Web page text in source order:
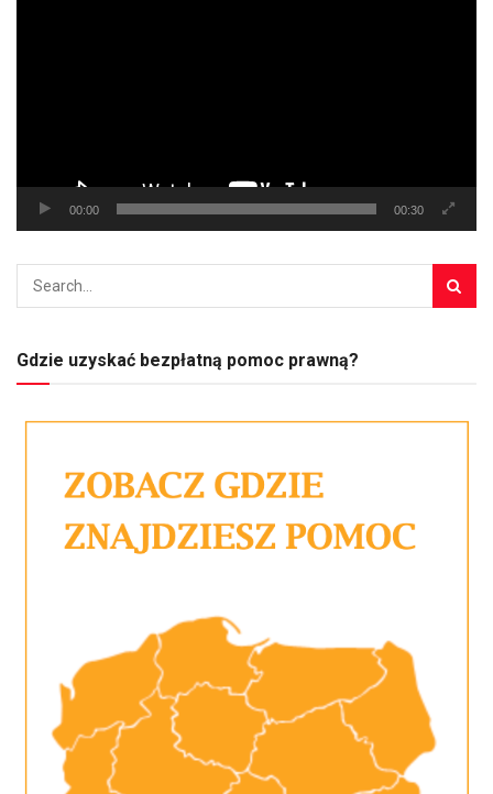
00:00 00:30
Gdzie uzyskać bezpłatną pomoc prawną?